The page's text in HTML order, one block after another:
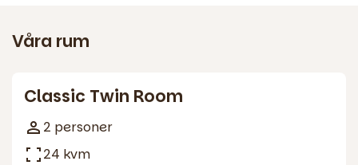
Våra rum
Classic Twin Room
2 personer
24 kvm